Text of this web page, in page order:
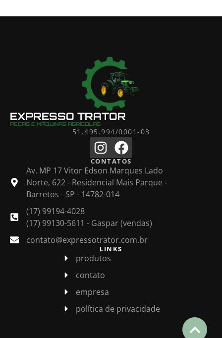
EXPRESSO TRATOR
PEÇAS E MÁQUINAS AGRÍCOLAS
51.495.994/0001-03
CONTATOS
Av. MP 17 Vitor Edson Marques Lado
Norte, 622 - Residencial Mais Parque -
Barretos - SP - 14782-014
(17) 99194-4028
(17) 99130-5611 - Gaspar (vendas)
contato@expressotrator.com.br
LINKS
produtos
contato
empresa
política de privacidade